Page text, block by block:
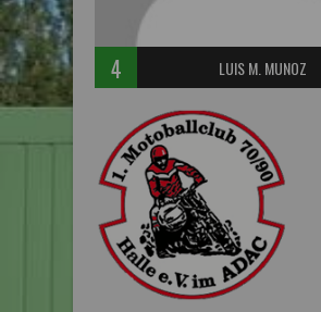
4 LUIS M. MUNOZ